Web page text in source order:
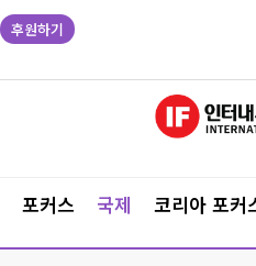
후원하기
포커스 국제 코리아 포커